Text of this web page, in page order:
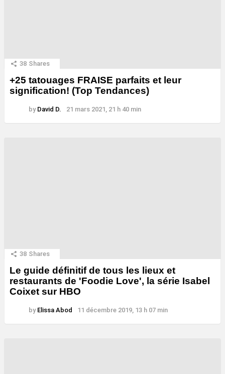
38 Shares
+25 tatouages ​​FRAISE parfaits et leur
signification! (Top Tendances)
by David D. 21 mars 2021, 21 h 40 min
38 Shares
Le guide définitif de tous les lieux et
restaurants de 'Foodie Love', la série Isabel
Coixet sur HBO
by Elissa Abod 11 décembre 2019, 13 h 07 min